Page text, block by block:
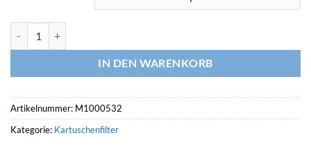
IN DEN WARENKORB
Artikelnummer: M1000532
Kategorie: Kartuschenfilter